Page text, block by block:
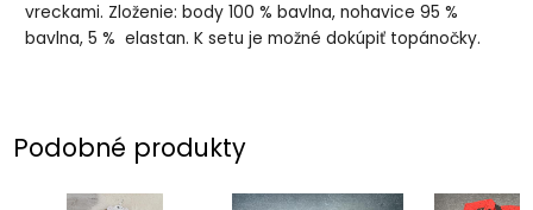
vreckami. Zloženie: body 100 % bavlna, nohavice 95 %
bavlna, 5 % elastan. K setu je možné dokúpiť topánočky.
Podobné produkty